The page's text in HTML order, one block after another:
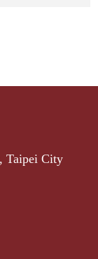
Taipei City